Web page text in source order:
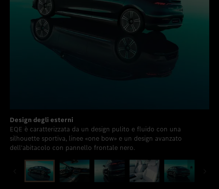
Design degli esterni
EQE è caratterizzata da un design pulito e fluido con una
silhouette sportiva, linee «one bow» e un design avanzato
dell'abitacolo con pannello frontale nero.